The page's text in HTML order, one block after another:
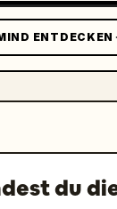
ENTDECKEN
du